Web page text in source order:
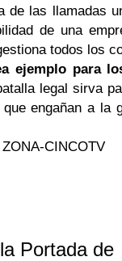
de las llamadas
de una
todos los
ejemplo para
legal sirva
engañan a la
ZONA-CINCOTV
Portada de